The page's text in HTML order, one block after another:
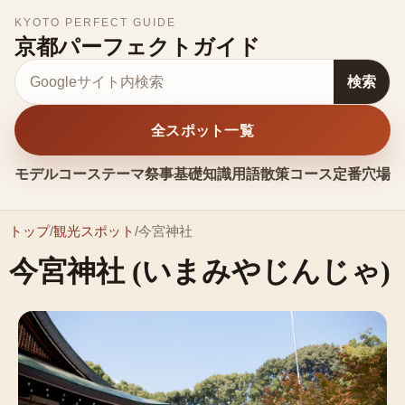
KYOTO PERFECT GUIDE
京都パーフェクトガイド
モデルコーステーマ祭事基礎知識用語散策コース定番穴場
サイト内検索
検索
全スポット一覧
トップ/観光スポット/今宮神社
今宮神社(いまみやじんじゃ)